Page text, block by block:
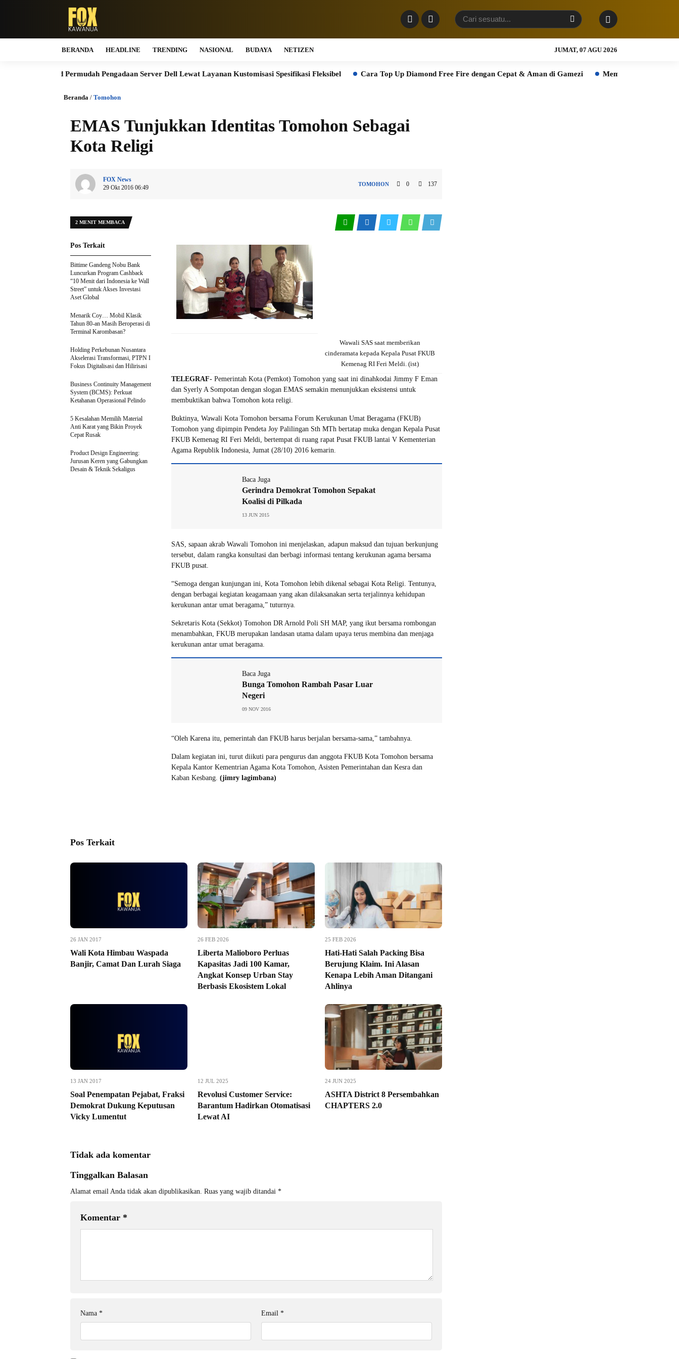
BERANDA HEADLINE TRENDING NASIONAL BUDAYA NETIZEN JUMAT, 07 AGU 2026
Permudah Pengadaan Server Dell Lewat Layanan Kustomisasi Spesifikasi Fleksibel Cara Top Up Diamond Free Fire dengan Cepat & Aman di Gamezi Membanggakan! Melky
Beranda / Tomohon
EMAS Tunjukkan Identitas Tomohon Sebagai
Kota Religi
FOX News
29 Okt 2016 06:49
TOMOHON 0 137
2 MENIT MEMBACA
Wawali SAS saat memberikan
cinderamata kepada Kepala Pusat FKUB
Kemenag RI Feri Meldi. (ist)
TELEGRAF- Pemerintah Kota (Pemkot) Tomohon yang saat ini dinahkodai Jimmy F Eman
dan Syerly A Sompotan dengan slogan EMAS semakin menunjukkan eksistensi untuk
membuktikan bahwa Tomohon kota religi.
Buktinya, Wawali Kota Tomohon bersama Forum Kerukunan Umat Beragama (FKUB)
Tomohon yang dipimpin Pendeta Joy Palilingan Sth MTh bertatap muka dengan Kepala Pusat
FKUB Kemenag RI Feri Meldi, bertempat di ruang rapat Pusat FKUB lantai V Kementerian
Agama Republik Indonesia, Jumat (28/10) 2016 kemarin.
Baca Juga
Gerindra Demokrat Tomohon Sepakat
Koalisi di Pilkada
13 JUN 2015
SAS, sapaan akrab Wawali Tomohon ini menjelaskan, adapun maksud dan tujuan berkunjung
tersebut, dalam rangka konsultasi dan berbagi informasi tentang kerukunan agama bersama
FKUB pusat.
“Semoga dengan kunjungan ini, Kota Tomohon lebih dikenal sebagai Kota Religi. Tentunya,
dengan berbagai kegiatan keagamaan yang akan dilaksanakan serta terjalinnya kehidupan
kerukunan antar umat beragama,” tuturnya.
Sekretaris Kota (Sekkot) Tomohon DR Arnold Poli SH MAP, yang ikut bersama rombongan
menambahkan, FKUB merupakan landasan utama dalam upaya terus membina dan menjaga
kerukunan antar umat beragama.
Baca Juga
Bunga Tomohon Rambah Pasar Luar
Negeri
09 NOV 2016
“Oleh Karena itu, pemerintah dan FKUB harus berjalan bersama-sama,” tambahnya.
Dalam kegiatan ini, turut diikuti para pengurus dan anggota FKUB Kota Tomohon bersama
Kepala Kantor Kementrian Agama Kota Tomohon, Asisten Pemerintahan dan Kesra dan
Kaban Kesbang. (jimry lagimbana)
Pos Terkait
Bittime Gandeng Nobu Bank
Luncurkan Program Cashback
“10 Menit dari Indonesia ke Wall
Street” untuk Akses Investasi
Aset Global
Menarik Coy… Mobil Klasik
Tahun 80-an Masih Beroperasi di
Terminal Karombasan?
Holding Perkebunan Nusantara
Akselerasi Transformasi, PTPN I
Fokus Digitalisasi dan Hilirisasi
Business Continuity Management
System (BCMS): Perkuat
Ketahanan Operasional Pelindo
5 Kesalahan Memilih Material
Anti Karat yang Bikin Proyek
Cepat Rusak
Product Design Engineering:
Jurusan Keren yang Gabungkan
Desain & Teknik Sekaligus
Pos Terkait
26 JAN 2017
Wali Kota Himbau Waspada
Banjir, Camat Dan Lurah Siaga
26 FEB 2026
Liberta Malioboro Perluas
Kapasitas Jadi 100 Kamar,
Angkat Konsep Urban Stay
Berbasis Ekosistem Lokal
25 FEB 2026
Hati-Hati Salah Packing Bisa
Berujung Klaim. Ini Alasan
Kenapa Lebih Aman Ditangani
Ahlinya
13 JAN 2017
Soal Penempatan Pejabat, Fraksi
Demokrat Dukung Keputusan
Vicky Lumentut
12 JUL 2025
Revolusi Customer Service:
Barantum Hadirkan Otomatisasi
Lewat AI
24 JUN 2025
ASHTA District 8 Persembahkan
CHAPTERS 2.0
Tidak ada komentar
Tinggalkan Balasan
Alamat email Anda tidak akan dipublikasikan. Ruas yang wajib ditandai *
Komentar *
Nama * Email *